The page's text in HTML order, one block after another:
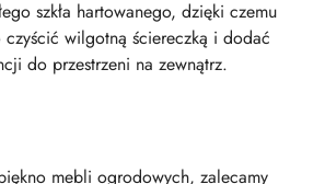
szkła hartowanego, dzięki czemu
czyścić wilgotną ściereczką i dodać
do przestrzeni na zewnątrz.
mebli ogrodowych, zalecamy